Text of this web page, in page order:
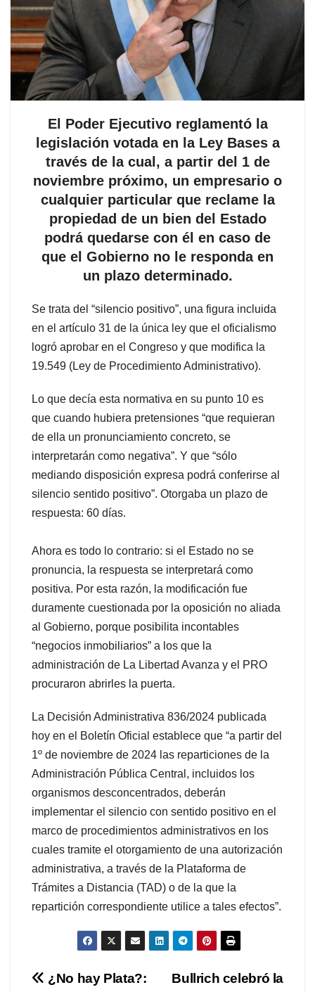
El Poder Ejecutivo reglamentó la
legislación votada en la Ley Bases a
través de la cual, a partir del 1 de
noviembre próximo, un empresario o
cualquier particular que reclame la
propiedad de un bien del Estado
podrá quedarse con él en caso de
que el Gobierno no le responda en
un plazo determinado.
Se trata del “silencio positivo”, una figura incluida
en el artículo 31 de la única ley que el oficialismo
logró aprobar en el Congreso y que modifica la
19.549 (Ley de Procedimiento Administrativo).
Lo que decía esta normativa en su punto 10 es
que cuando hubiera pretensiones “que requieran
de ella un pronunciamiento concreto, se
interpretarán como negativa”. Y que “sólo
mediando disposición expresa podrá conferirse al
silencio sentido positivo”. Otorgaba un plazo de
respuesta: 60 días.
Ahora es todo lo contrario: si el Estado no se
pronuncia, la respuesta se interpretará como
positiva. Por esta razón, la modificación fue
duramente cuestionada por la oposición no aliada
al Gobierno, porque posibilita incontables
“negocios inmobiliarios” a los que la
administración de La Libertad Avanza y el PRO
procuraron abrirles la puerta.
La Decisión Administrativa 836/2024 publicada
hoy en el Boletín Oficial establece que “a partir del
1º de noviembre de 2024 las reparticiones de la
Administración Pública Central, incluidos los
organismos desconcentrados, deberán
implementar el silencio con sentido positivo en el
marco de procedimientos administrativos en los
cuales tramite el otorgamiento de una autorización
administrativa, a través de la Plataforma de
Trámites a Distancia (TAD) o de la que la
repartición correspondiente utilice a tales efectos”.
Navegación
Bullrich celebró la
¿No hay Plata?: